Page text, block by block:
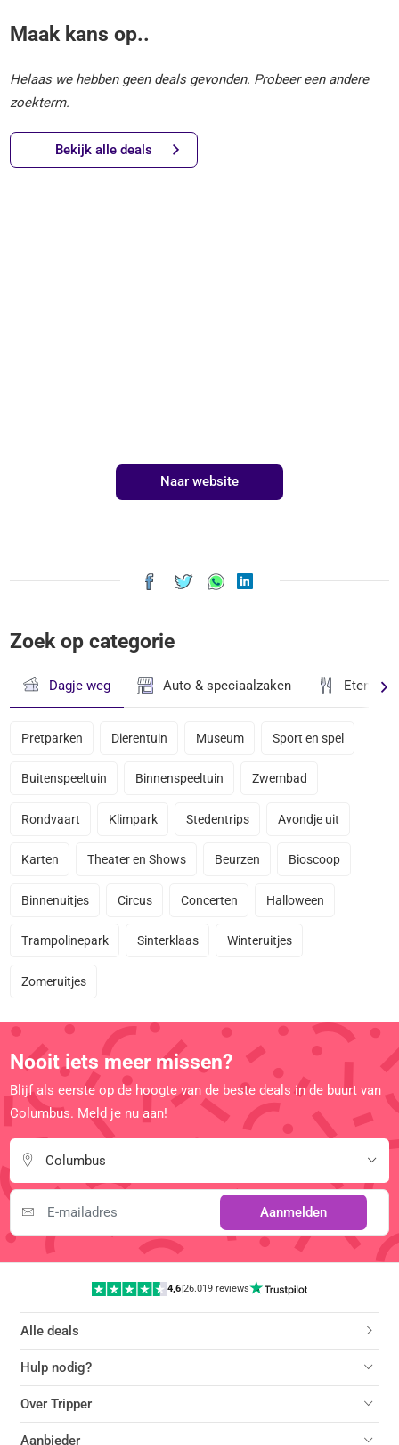
Maak kans op..
Helaas we hebben geen deals gevonden. Probeer een andere
zoekterm.
Bekijk alle deals
Naar website
Zoek op categorie
Dagje weg Auto & speciaalzaken Eten &
Pretparken Dierentuin Museum Sport en spel
Buitenspeeltuin Binnenspeeltuin Zwembad
Rondvaart Klimpark Stedentrips Avondje uit
Karten Theater en Shows Beurzen Bioscoop
Binnenuitjes Circus Concerten Halloween
Trampolinepark Sinterklaas Winteruitjes
Zomeruitjes
Nooit iets meer missen?
Blijf als eerste op de hoogte van de beste deals in de buurt van
Columbus. Meld je nu aan!
Columbus
Aanmelden
4,6|26.019 reviews
Alle deals
Hulp nodig?
Over Tripper
Aanbieder